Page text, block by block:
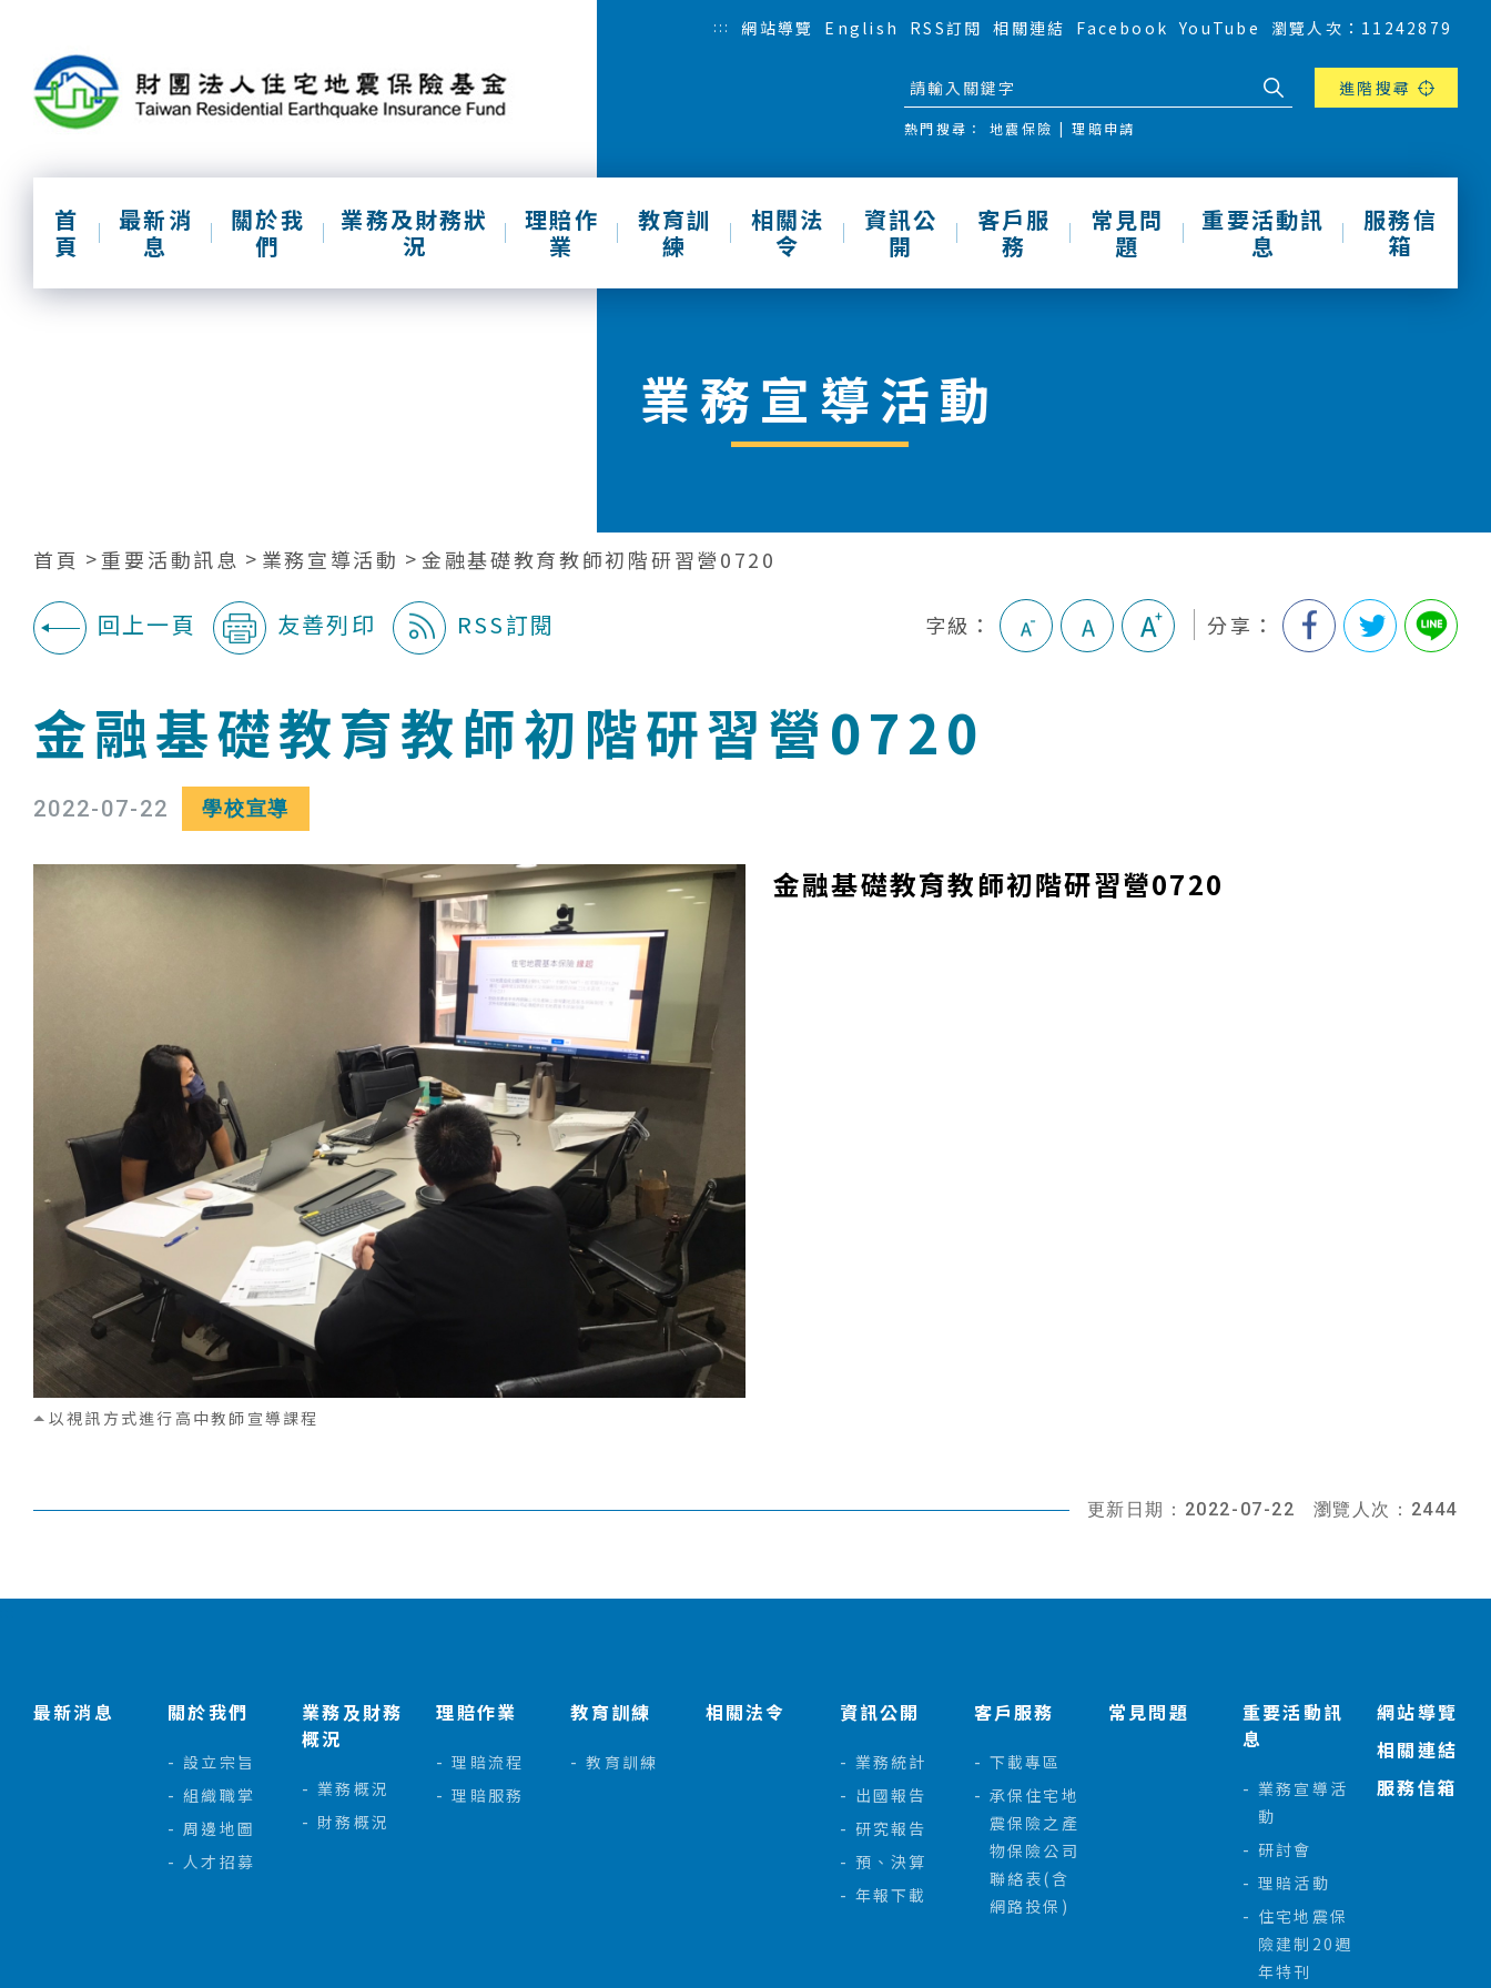
::: 網站導覽 English RSS訂閱 相關連結 Facebook YouTube 瀏覽人次：11242879
進階搜尋
熱門搜尋： 地震保險 理賠申請
首
頁
最新消
息
關於我
們
業務及財務狀
況
理賠作
業
教育訓
練
相關法
令
資訊公
開
客戶服
務
常見問
題
重要活動訊
息
服務信
箱
業務宣導活動
首頁 重要活動訊息 業務宣導活動 金融基礎教育教師初階研習營0720
回上一頁 友善列印 RSS訂閱 字級： 分享：
金融基礎教育教師初階研習營0720
2022-07-22 學校宣導
以視訊方式進行高中教師宣導課程
金融基礎教育教師初階研習營0720
更新日期：2022-07-22 瀏覽人次：2444
最新消息 關於我們
設立宗旨
組織職掌
周邊地圖
人才招募
業務及財務
概況
業務概況
財務概況
理賠作業
理賠流程
理賠服務
教育訓練
教育訓練
相關法令 資訊公開
業務統計
出國報告
研究報告
預、決算
年報下載
客戶服務
下載專區
承保住宅地
震保險之產
物保險公司
聯絡表(含
網路投保)
常見問題
重要活動訊
息
業務宣導活
動
研討會
理賠活動
住宅地震保
險建制20週
年特刊
網站導覽
相關連結
服務信箱